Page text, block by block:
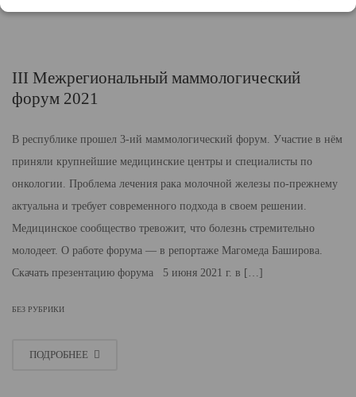
III Межрегиональный маммологический
форум 2021
В республике прошел 3-ий маммологический форум. Участие в нём
приняли крупнейшие медицинские центры и специалисты по
онкологии. Проблема лечения рака молочной железы по-прежнему
актуальна и требует современного подхода в своем решении.
Медицинское сообщество тревожит, что болезнь стремительно
молодеет. О работе форума — в репортаже Магомеда Баширова.
Скачать презентацию форума 5 июня 2021 г. в […]
БЕЗ РУБРИКИ
ПОДРОБНЕЕ